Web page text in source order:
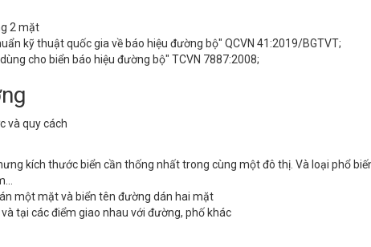
2 mặt
kỹ thuật quốc gia về báo hiệu đường bộ" QCVN 41:2019/BGTVT;
cho biển báo hiệu đường bộ" TCVN 7887:2008;
và quy cách
kích thước biển cần thống nhất trong cùng một đô thị. Và loại phổ
một mặt và biển tên đường dán hai mặt
tại các điểm giao nhau với đường, phố khác